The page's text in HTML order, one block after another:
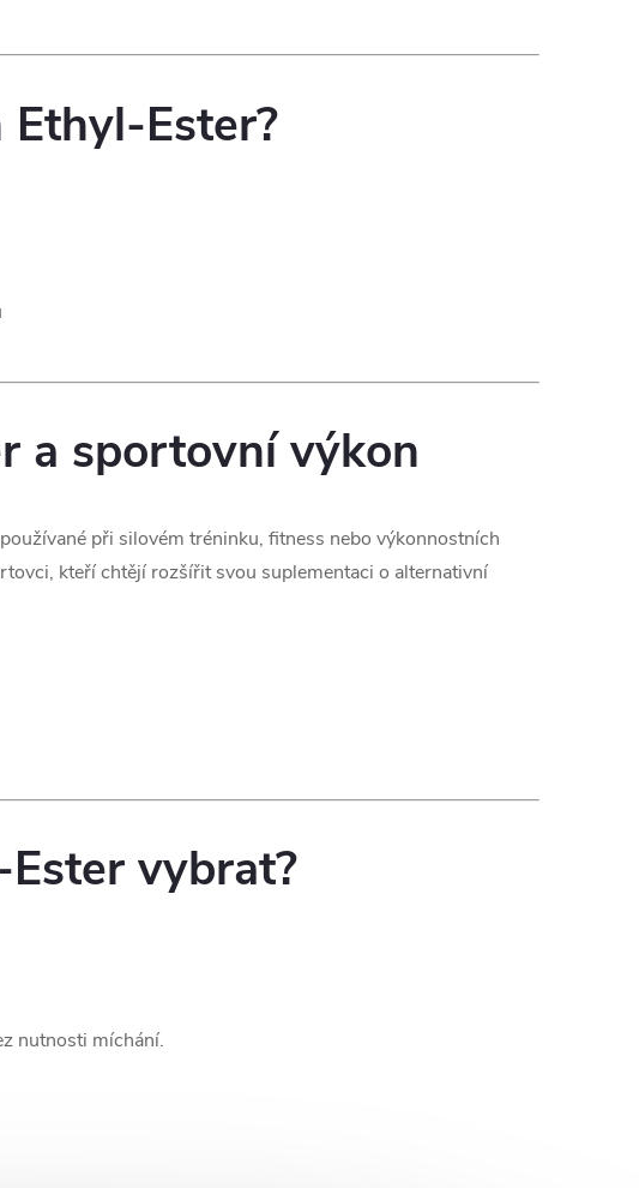
Ester?
a sportovní výkon
při silovém tréninku, fitness nebo výkonnostních
kteří chtějí rozšířit svou suplementaci o alternativní
vybrat?
nutnosti míchání.